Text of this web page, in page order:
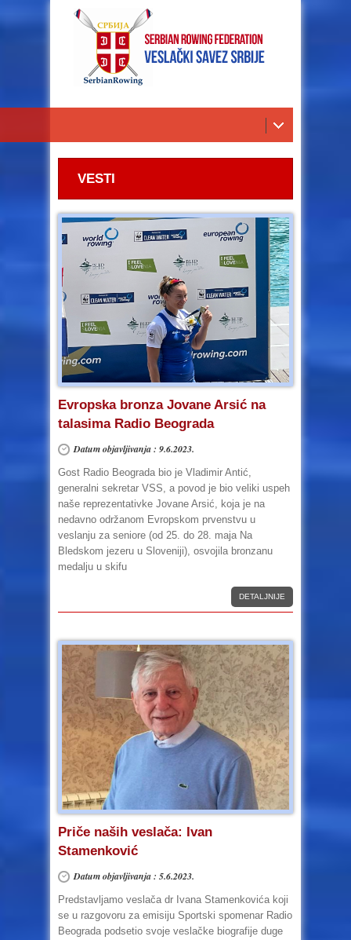
VESTI
Evropska bronza Jovane Arsić na
talasima Radio Beograda
Datum objavljivanja : 9.6.2023.
Gost Radio Beograda bio je Vladimir Antić,
generalni sekretar VSS, a povod je bio veliki uspeh
naše reprezentativke Jovane Arsić, koja je na
nedavno održanom Evropskom prvenstvu u
veslanju za seniore (od 25. do 28. maja Na
Bledskom jezeru u Sloveniji), osvojila bronzanu
medalju u skifu
DETALJNIJE
Priče naših veslača: Ivan
Stamenković
Datum objavljivanja : 5.6.2023.
Predstavljamo veslača dr Ivana Stamenkovića koji
se u razgovoru za emisiju Sportski spomenar Radio
Beograda podsetio svoje veslačke biografije duge